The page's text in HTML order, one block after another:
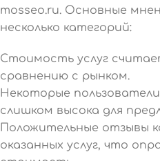
mosseo.ru. Основные
несколько категорий:
Стоимость услуг
сравнению с рынком.
Некоторые
слишком высока для
Положительные отзывы
оказанных услуг, что